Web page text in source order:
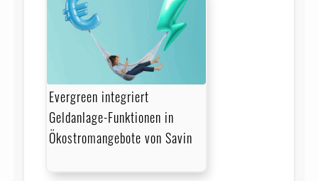
Evergreen integriert
Geldanlage-Funktionen in
Ökostromangebote von Savin